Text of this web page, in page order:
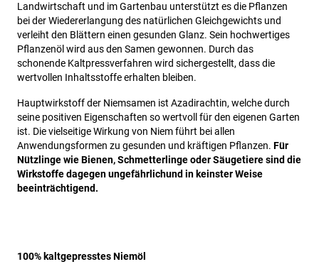
Landwirtschaft und im Gartenbau unterstützt es die Pflanzen
bei der Wiedererlangung des natürlichen Gleichgewichts und
verleiht den Blättern einen gesunden Glanz. Sein hochwertiges
Pflanzenöl wird aus den Samen gewonnen. Durch das
schonende Kaltpressverfahren wird sichergestellt, dass die
wertvollen Inhaltsstoffe erhalten bleiben.
Hauptwirkstoff der Niemsamen ist Azadirachtin, welche durch
seine positiven Eigenschaften so wertvoll für den eigenen Garten
ist. Die vielseitige Wirkung von Niem führt bei allen
Anwendungsformen zu gesunden und kräftigen Pflanzen. Für
Nützlinge wie Bienen, Schmetterlinge oder Säugetiere sind die
Wirkstoffe dagegen ungefährlichund in keinster Weise
beeinträchtigend.
100% kaltgepresstes Niemöl